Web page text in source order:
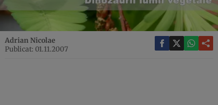
Adrian Nicolae
Publicat: 01.11.2007